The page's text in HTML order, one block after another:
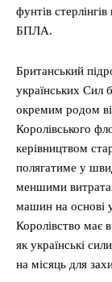
фунтів
БПЛА.
Британський
українських Сил
окремим родом
Королівського
керівництвом
полягатиме у
меншими
машин на основі
Королівство має
як українські
на місяць для